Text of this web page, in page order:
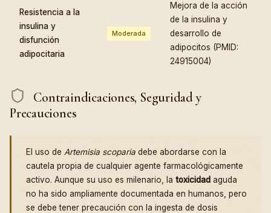
Resistencia a la
insulina y
disfunción
adipocitaria
Moderada
Mejora de la acción
de la insulina y
desarrollo de
adipocitos (PMID:
24915004)
Contraindicaciones, Seguridad y
Precauciones
El uso de Artemisia scoparia debe abordarse con la
cautela propia de cualquier agente farmacológicamente
activo. Aunque su uso es milenario, la toxicidad aguda
no ha sido ampliamente documentada en humanos, pero
se debe tener precaución con la ingesta de dosis